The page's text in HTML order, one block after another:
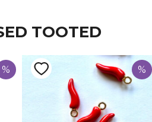
TOOTED
% %